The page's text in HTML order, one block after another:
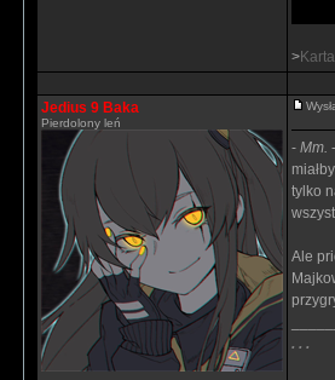
>
Jedius 9 Baka
Pierdolony leń
- Mm.
tylko
Ale
. . .